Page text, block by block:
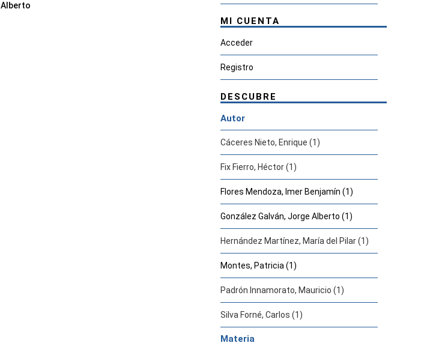
Alberto
MI CUENTA
Acceder
Registro
DESCUBRE
Autor
Cáceres Nieto, Enrique (1)
Fix Fierro, Héctor (1)
Flores Mendoza, Imer Benjamín (1)
González Galván, Jorge Alberto (1)
Hernández Martínez, María del Pilar (1)
Montes, Patricia (1)
Padrón Innamorato, Mauricio (1)
Silva Forné, Carlos (1)
Materia